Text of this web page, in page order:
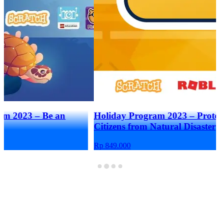
Holiday Program 2023 – Protect
Citizens from Natural Disaster